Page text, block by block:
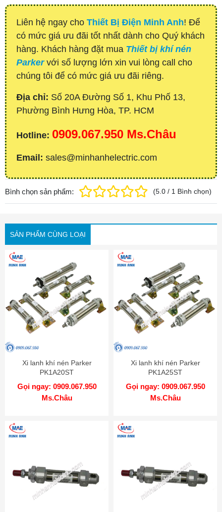
Liên hệ ngay cho Thiết Bị Điện Minh Anh! Để
có mức giá ưu đãi tốt nhất dành cho Quý khách
hàng. Khách hàng đặt mua Thiết bị khí nén
Parkervới số lượng lớn xin vui lòng call cho
chúng tôi để có mức giá ưu đãi riêng.
Địa chỉ: Số 20A Đường Số 1, Khu Phố 13,
Phường Bình Hưng Hòa, TP. HCM
Hotline: 0909.067.950 Ms.Châu
Email: sales@minhanhelectric.com
Bình chọn sản phẩm: (5.0 / 1 Bình chọn)
SẢN PHẨM CÙNG LOẠI
Xi lanh khí nén Parker
PK1A20ST
Gọi ngay: 0909.067.950
Ms.Châu
Xi lanh khí nén Parker
PK1A25ST
Gọi ngay: 0909.067.950
Ms.Châu